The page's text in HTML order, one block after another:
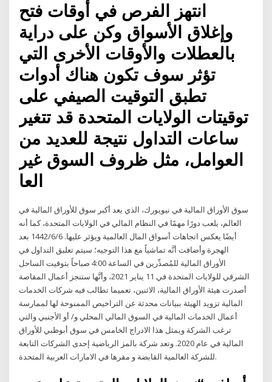
انتهز الفرص في أوقات فتح
وإغلاق الأسواق وكن على دراية
بالعطلات والأوقات الأخرى التي
تؤثر سوف تكون هناك أدوات
تطبق التوقيت الصيفي على
توقيتات الولايات المتحدة قد تتغير
ساعات التداول نتيجة للعديد من
العوامل، مثل ظروف السوق غير
العا
سوق الأوراق المالية في نيويورك، الذي يعد أكبر سوق للأوراق المالية في
العالم، يلعب دورًا مهمًا في النظام المالي في الولايات المتحدة، كما أنه
أيضًا يعكس اتجاهات أسواق المال العالمية ويؤثر عليها. 6‏‏/6‏‏/1442 بعد
الهجرة وأضافت أنَّه تماشياً مع هذا التوجيه؛ سيتم تعليق التداول في
الأوراق المالية للمُصدِّرين في الساعة 4:00 صباحاً بتوقيت الساحل
الشرقي للولايات المتحدة في 11 يناير 2021، وأنَّها ستنجز أعمال المقاصة
أصدرت هيئة الأوراق المالية، الاثنين، تعميما تطالب فيه شركات الخدمات
المالية تزويد الهيئة ببيانات محدثة عن التراخيص الممنوحة لها لممارسة
أعمال الخدمات المالية في السوق المالي المحلي و/ أو الأجنبي والتي
ترغب الشركة ويمثل هذا الادراج الخامس في سوق أبوظبي للأوراق
المالية في عام 2020. وتعد شركة بالمز الرياضية إحدى الشركات التابعة
للشركة العالمية القابضة و مقرها في الامارات العربية المتحدة.